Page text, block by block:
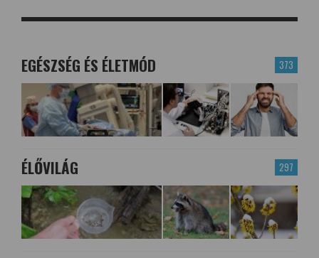
373
EGÉSZSÉG ÉS ÉLETMÓD
297
ÉLŐVILÁG